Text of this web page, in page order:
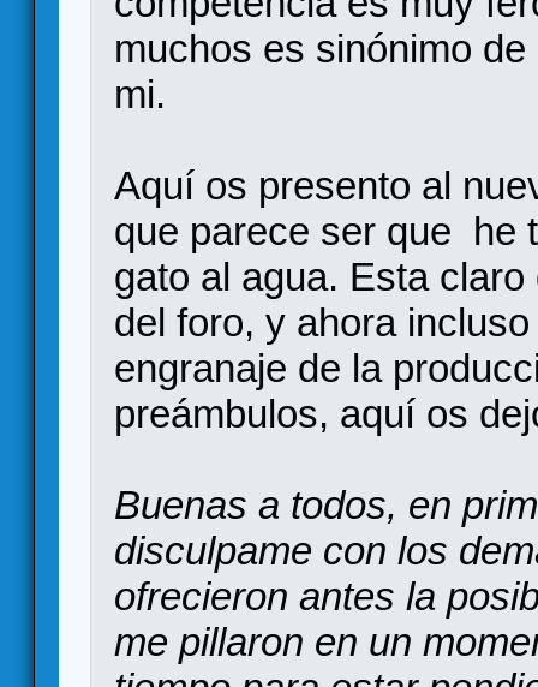
muchos es sinónimo
mi.
Aquí os presento al
que parece ser que he
gato al agua. Esta
del foro, y ahora
engranaje de la
preámbulos, aquí os
Buenas a todos, en
disculpame con los
ofrecieron antes la
me pillaron en un